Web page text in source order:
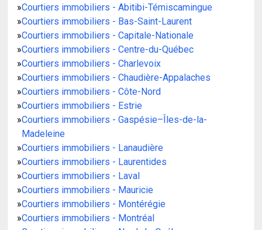
»Courtiers immobiliers - Abitibi-Témiscamingue
»Courtiers immobiliers - Bas-Saint-Laurent
»Courtiers immobiliers - Capitale-Nationale
»Courtiers immobiliers - Centre-du-Québec
»Courtiers immobiliers - Charlevoix
»Courtiers immobiliers - Chaudière-Appalaches
»Courtiers immobiliers - Côte-Nord
»Courtiers immobiliers - Estrie
»Courtiers immobiliers - Gaspésie–Îles-de-la-
Madeleine
»Courtiers immobiliers - Lanaudière
»Courtiers immobiliers - Laurentides
»Courtiers immobiliers - Laval
»Courtiers immobiliers - Mauricie
»Courtiers immobiliers - Montérégie
»Courtiers immobiliers - Montréal